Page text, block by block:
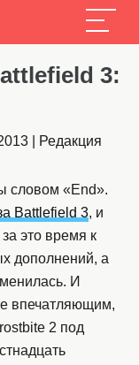
3:
Редакция
словом «End».
Battlefield 3, и
это время к
дополнений, а
И
впечатляющим,
2 под